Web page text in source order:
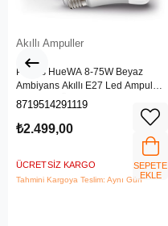
Akıllı Ampuller
Philips HueWA 8-75W Beyaz
Ambiyans Akıllı E27 Led Ampul
Bluetooth Özellikli -
8719514291119
₺2.499,00
ÜCRETSIZ KARGO
Tahmini Kargoya Teslim: Aynı Gün
SEPETE
EKLE